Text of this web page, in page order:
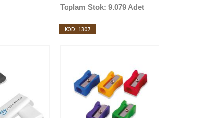
Toplam Stok: 9.079 Adet
KOD: 1307